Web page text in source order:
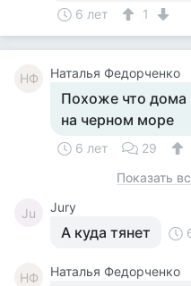
6 лет 1
НФ Наталья Федорченко
Похоже что дома
на черном море
6 лет 29
Показать
Ju Jury
А куда тянет
НФ Наталья Федорченко